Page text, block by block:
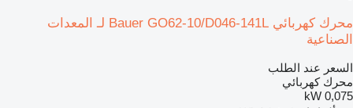
محرك كهربائي Bauer GO62-10/D046-141L لـ المعدات
الصناعية
السعر عند الطلب
محرك كهربائي
0,075 kW